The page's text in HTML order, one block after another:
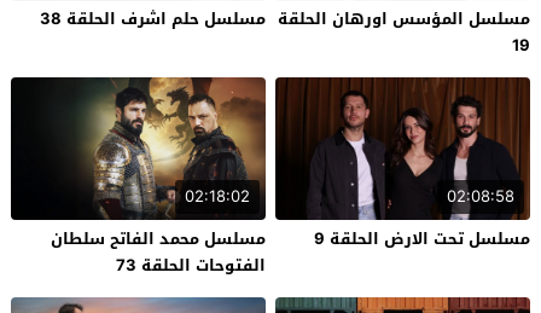
مسلسل المؤسس اورهان الحلقة
19
مسلسل حلم اشرف الحلقة 38
02:08:58
مسلسل تحت الارض الحلقة 9
02:18:02
مسلسل محمد الفاتح سلطان
الفتوحات الحلقة 73